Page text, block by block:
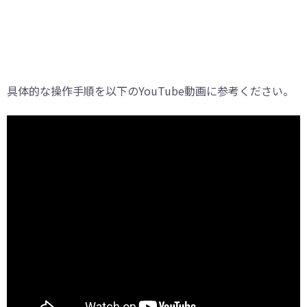
具体的な操作手順を以下のYouTube動画に参考ください。